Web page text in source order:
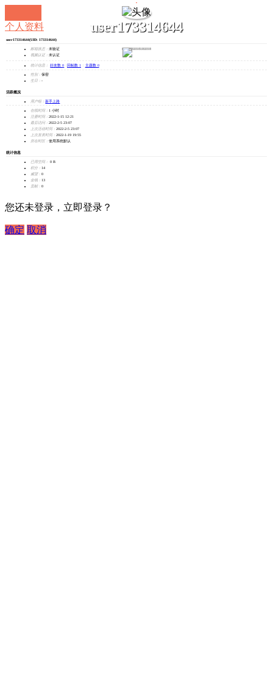
user173314644
发消息
个人资料
user173314644(UID: 173314644)
邮箱状态： 未验证
视频认证： 未认证
统计信息： 好友数 0 回帖数 1 主题数 0
性别： 保密
生日： -
活跃概况
用户组： 新手上路
在线时间： 1 小时
注册时间： 2022-1-15 12:21
最后访问： 2022-2-5 23:07
上次活动时间： 2022-2-5 23:07
上次发表时间： 2022-1-19 19:55
所在时区： 使用系统默认
统计信息
已用空间：
0 B
积分： 14
威望： 0
金钱： 13
贡献： 0
您还未登录，立即登录？
确定 取消